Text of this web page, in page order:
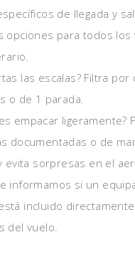
de llegada y
opciones para todos los
las escalas? Filtra por
o de 1 parada.
empacar ligeramente?
documentadas o de
evita sorpresas en el
informamos si un
incluido
del vuelo.